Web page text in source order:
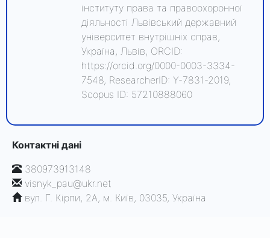
інституту права та правоохоронної
діяльності Львівський державний
університет внутрішніх справ,
Україна, Львів, ORCID:
https://orcid.org/0000-0003-3334-
7548, ResearcherID: Y-7831-2019,
Scopus ID: 57210888060
Контактні дані
380973913148
visnyk_pau@ukr.net
вул. Г. Кірпи, 2А, м. Київ, 03035, Україна